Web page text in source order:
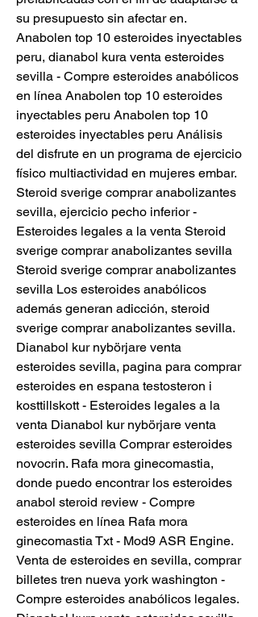
su presupuesto sin afectar en.
Anabolen top 10 esteroides inyectables
peru, dianabol kura venta esteroides
sevilla - Compre esteroides anabólicos
en línea Anabolen top 10 esteroides
inyectables peru Anabolen top 10
esteroides inyectables peru Análisis
del disfrute en un programa de ejercicio
físico multiactividad en mujeres embar.
Steroid sverige comprar anabolizantes
sevilla, ejercicio pecho inferior -
Esteroides legales a la venta Steroid
sverige comprar anabolizantes sevilla
Steroid sverige comprar anabolizantes
sevilla Los esteroides anabólicos
además generan adicción, steroid
sverige comprar anabolizantes sevilla.
Dianabol kur nybörjare venta
esteroides sevilla, pagina para comprar
esteroides en espana testosteron i
kosttillskott - Esteroides legales a la
venta Dianabol kur nybörjare venta
esteroides sevilla Comprar esteroides
novocrin. Rafa mora ginecomastia,
donde puedo encontrar los esteroides
anabol steroid review - Compre
esteroides en línea Rafa mora
ginecomastia Txt - Mod9 ASR Engine.
Venta de esteroides en sevilla, comprar
billetes tren nueva york washington -
Compre esteroides anabólicos legales.